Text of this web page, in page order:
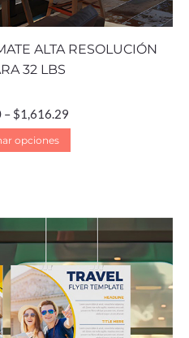
ALTA RESOLUCIÓN
32 LBS
– $1,616.29
opciones